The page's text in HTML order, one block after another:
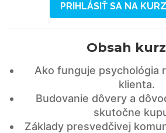
PRIHLÁSIŤ SA NA KURZ
Obsah
Ako funguje psychológia
klienta.
Budovanie dôvery a
skutočne
Základy presvedčivej